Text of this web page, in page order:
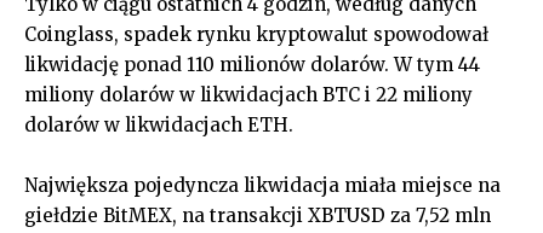
Coinglass, spadek rynku kryptowalut spowodował
likwidację ponad 110 milionów dolarów. W tym 44
miliony dolarów w likwidacjach BTC i 22 miliony
dolarów w likwidacjach ETH.
Największa pojedyncza likwidacja miała miejsce na
giełdzie BitMEX, na transakcji XBTUSD za 7,52 mln